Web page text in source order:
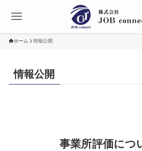
ホーム 情報公開
情報公開
事業所評価につ